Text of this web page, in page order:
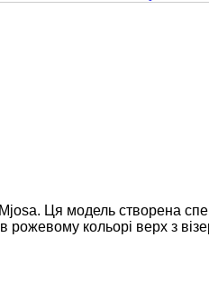
Ця модель створена
рожевому кольорі верх з